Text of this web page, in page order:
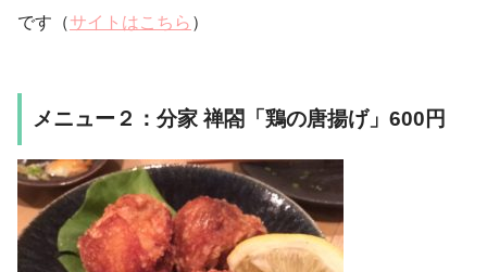
です（サイトはこちら ）
メニュー２：分家 禅閤「鶏の唐揚げ」600円